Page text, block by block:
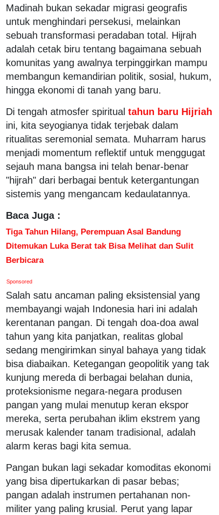
Madinah bukan sekadar migrasi geografis
untuk menghindari persekusi, melainkan
sebuah transformasi peradaban total. Hijrah
adalah cetak biru tentang bagaimana sebuah
komunitas yang awalnya terpinggirkan mampu
membangun kemandirian politik, sosial, hukum,
hingga ekonomi di tanah yang baru.
Di tengah atmosfer spiritual tahun baru Hijriah
ini, kita seyogianya tidak terjebak dalam
ritualitas seremonial semata. Muharram harus
menjadi momentum reflektif untuk menggugat
sejauh mana bangsa ini telah benar-benar
"hijrah" dari berbagai bentuk ketergantungan
sistemis yang mengancam kedaulatannya.
Baca Juga :
Tiga Tahun Hilang, Perempuan Asal Bandung
Ditemukan Luka Berat tak Bisa Melihat dan Sulit
Berbicara
Sponsored
Salah satu ancaman paling eksistensial yang
membayangi wajah Indonesia hari ini adalah
kerentanan pangan. Di tengah doa-doa awal
tahun yang kita panjatkan, realitas global
sedang mengirimkan sinyal bahaya yang tidak
bisa diabaikan. Ketegangan geopolitik yang tak
kunjung mereda di berbagai belahan dunia,
proteksionisme negara-negara produsen
pangan yang mulai menutup keran ekspor
mereka, serta perubahan iklim ekstrem yang
merusak kalender tanam tradisional, adalah
alarm keras bagi kita semua.
Pangan bukan lagi sekadar komoditas ekonomi
yang bisa dipertukarkan di pasar bebas;
pangan adalah instrumen pertahanan non-
militer yang paling krusial. Perut yang lapar